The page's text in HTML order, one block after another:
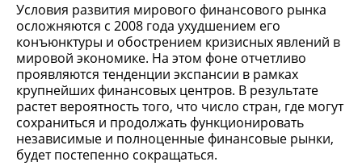
Условия развития мирового финансового рынка
осложняются с 2008 года ухудшением его
конъюнктуры и обострением кризисных явлений в
мировой экономике. На этом фоне отчетливо
проявляются тенденции экспансии в рамках
крупнейших финансовых центров. В результате
растет вероятность того, что число стран, где могут
сохраниться и продолжать функционировать
независимые и полноценные финансовые рынки,
будет постепенно сокращаться.